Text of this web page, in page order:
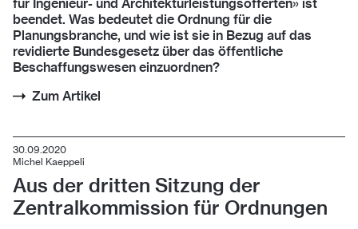
für Ingenieur- und Architekturleistungsofferten» ist
beendet. Was bedeutet die Ordnung fürdie
Planungsbranche, und wie ist sie in Bezug auf das
revidierte Bundesgesetz über das öffentliche
Beschaffungswesen einzuordnen?
Zum Artikel
30.09.2020
Michel Kaeppeli
Aus der dritten Sitzung der
Zentralkommission für Ordnungen